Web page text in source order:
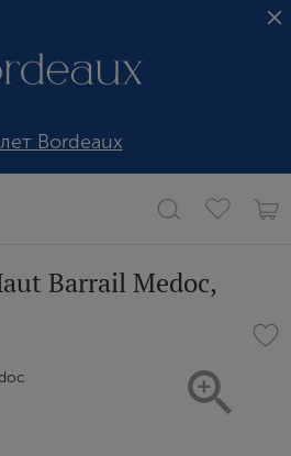
Bordeaux
Barrail Medoc,